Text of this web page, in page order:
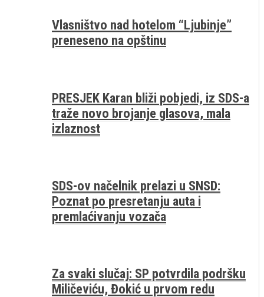
Vlasništvo nad hotelom “Ljubinje”
preneseno na opštinu
PRESJEK Karan bliži pobjedi, iz SDS-a
traže novo brojanje glasova, mala
izlaznost
SDS-ov načelnik prelazi u SNSD:
Poznat po presretanju auta i
premlaćivanju vozača
Za svaki slučaj: SP potvrdila podršku
Miličeviću, Đokić u prvom redu